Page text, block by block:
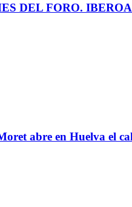
DEL FORO.
abre en Huelva el